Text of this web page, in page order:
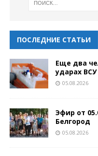
ПОСЛЕДНИЕ СТАТЬИ
Еще два
ударах ВСУ
05.08.2026
Эфир от
Белгород
05.08.2026